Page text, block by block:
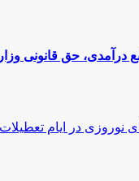
درآمدی، حق قانونی